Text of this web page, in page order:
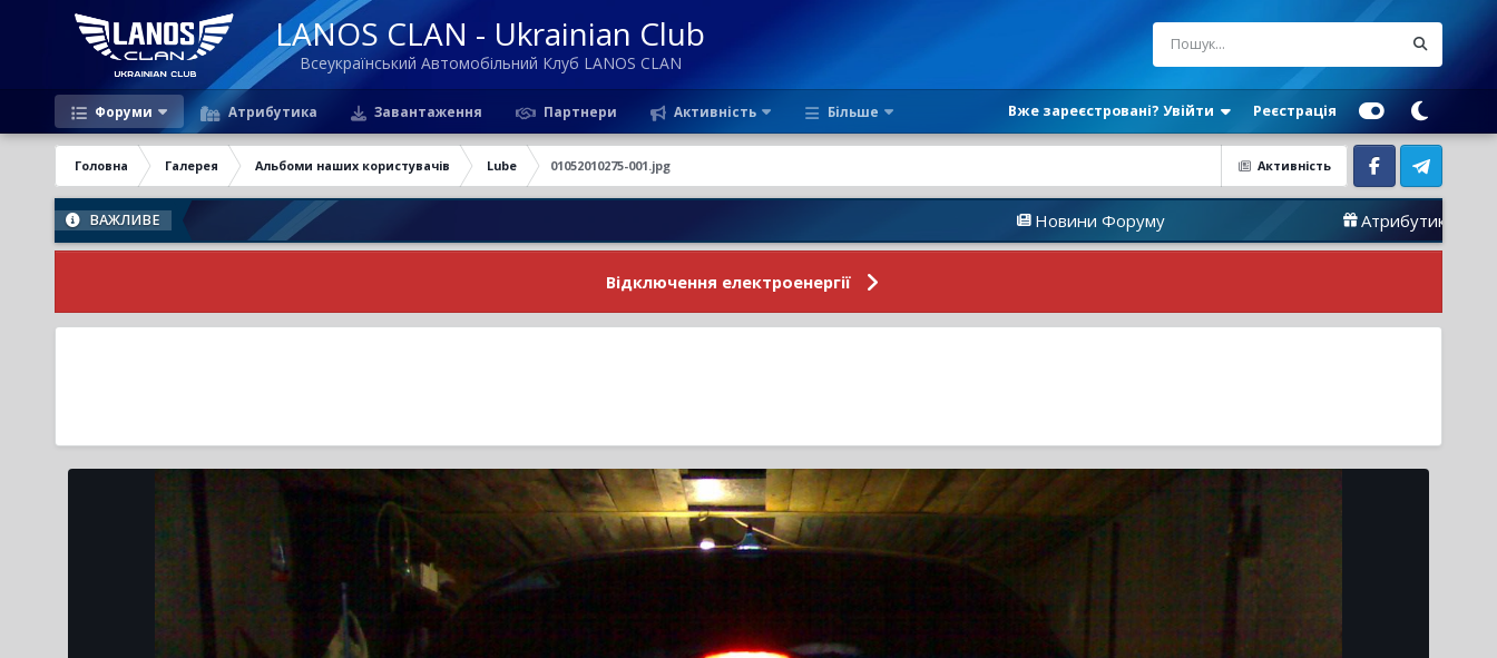
LANOS CLAN - Ukrainian Club
Всеукраїнський Автомобільний Клуб LANOS CLAN
Форуми Атрибутика Завантаження Партнери Активність Більше Вже зареєстровані? Увійти Реєстрація
Активність
Головна Галерея Альбоми наших користувачів Lube 01052010275-001.jpg
Facebook Telegram
ВАЖЛИВЕ Новини Форуму
Відключення електроенергії